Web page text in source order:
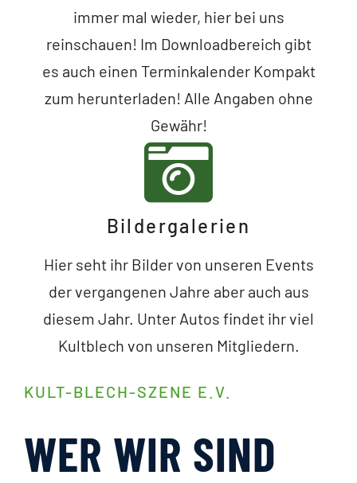
immer mal wieder, hier bei uns
reinschauen! Im Downloadbereich gibt
es auch einen Terminkalender Kompakt
zum herunterladen! Alle Angaben ohne
Gewähr!
Bildergalerien
Hier seht ihr Bilder von unseren Events
der vergangenen Jahre aber auch aus
diesem Jahr. Unter Autos findet ihr viel
Kultblech von unseren Mitgliedern.
KULT-BLECH-SZENE E.V.
WER WIR SIND